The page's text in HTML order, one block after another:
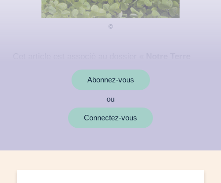
Abonnez-vous
ou
Connectez-vous